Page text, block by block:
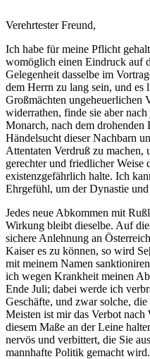
Verehrtester Freund,
Ich habe für meine Pflicht
womöglich einen Eindruck auf
Gelegenheit dasselbe im
dem Herrn zu lang sein, und
Großmächten ungeheuerlichen
widerrathen, finde sie aber
Monarch, nach dem
Händelsucht dieser Nachbarn
Attentaten Verdruß zu machen,
gerechter und friedlicher
existenzgefährlich halte. Ich
Ehrgefühl, um der Dynastie
Jedes neue Abkommen mit
Wirkung bleibt dieselbe. Auf
sichere Anlehnung an
Kaiser es zu können, so wird
mit meinem Namen
ich wegen Krankheit meinen
Ende Juli; dabei werde ich
Geschäfte, und zwar solche,
Meisten ist mir das Verbot
diesem Maße an der Leine
nervös und verbittert, die Sie
mannhafte Politik gemacht